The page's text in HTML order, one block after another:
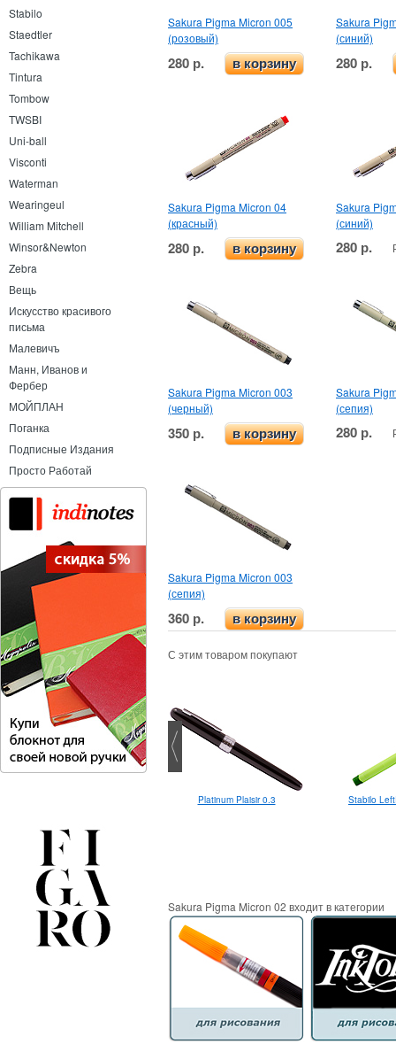
Stabilo
Staedtler
Tachikawa
Tintura
Tombow
TWSBI
Uni-ball
Visconti
Waterman
Wearingeul
William Mitchell
Winsor&Newton
Zebra
Вещь
Искусство красивого
письма
Малевичъ
Манн, Иванов и
Фербер
МОЙПЛАН
Поганка
Подписные Издания
Просто Работай
Sakura Pigma Micron 005
(розовый)
280 р. в корзину
Sakura
(синий)
280 р.
Sakura Pigma Micron 04
(красный)
280 р. в корзину
Sakura
(синий)
280 р.
Sakura Pigma Micron 003
(черный)
350 р. в корзину
Sakura
(сепия)
280 р.
Sakura Pigma Micron 003
(сепия)
360 р. в корзину
С этим товаром покупают
Platinum Plaisir 0.3 Stabilo
Sakura Pigma Micron 02 входит в категории